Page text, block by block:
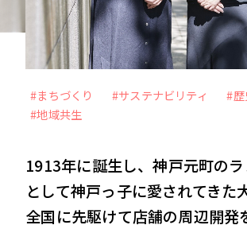
#メタバース #Web3時代
#外部の知見 #アナザーアドレス
#ファッション
VIEW
#まちづくり #サステナビリティ
#歴
#地域共生
1913年に誕生し、神戸元町の
として神戸っ子に愛されてきた
全国に先駆けて店舗の周辺開発